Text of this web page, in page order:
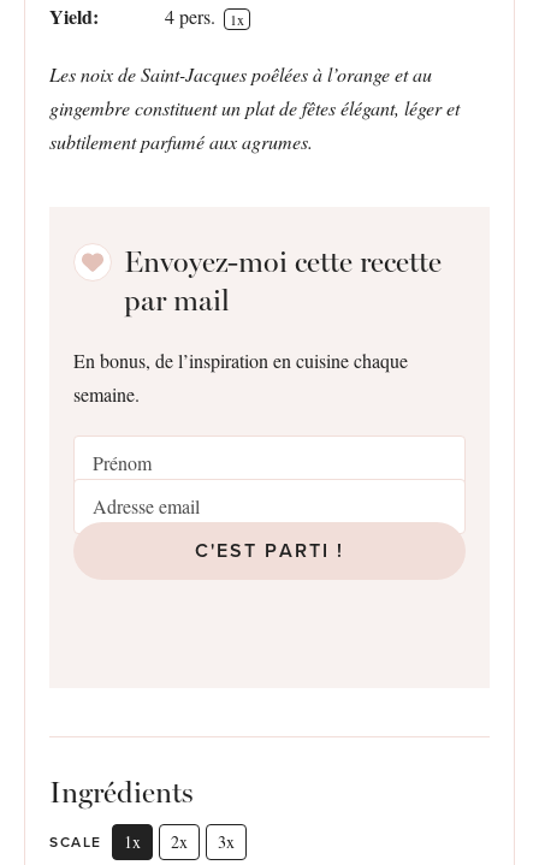
Yield: 4pers. 1x
Les noix de Saint-Jacques poêlées à l’orange et au
gingembre constituent un plat de fêtes élégant, léger et
subtilement parfumé aux agrumes.
Envoyez-moi cette recette
par mail
En bonus, de l’inspiration en cuisine chaque
semaine.
C'EST PARTI !
Ingrédients
SCALE 1x 2x 3x